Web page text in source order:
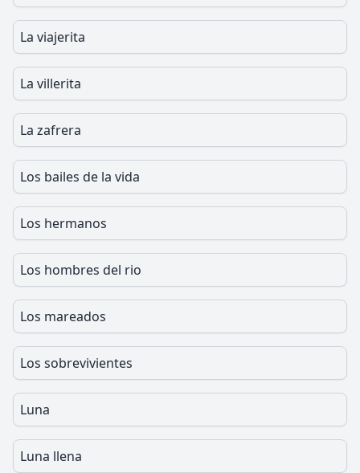
La viajerita
La villerita
La zafrera
Los bailes de la vida
Los hermanos
Los hombres del rio
Los mareados
Los sobrevivientes
Luna
Luna llena